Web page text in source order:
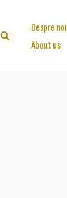
Search
Despre noi
About us